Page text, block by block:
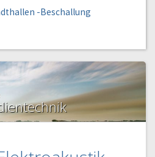
-Beschallung